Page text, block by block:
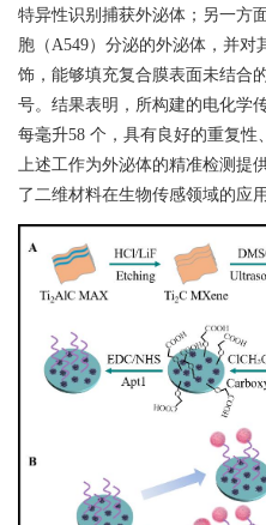
特异性识别捕获外泌体；另一方
胞（ A549）分泌的外泌体，并对
饰，能够填充复合膜表面未结合
号。结果表明，所构建的电化学
每毫升58 个，具有良好的重复性
上述工作为外泌体的精准检测提
了二维材料在生物传感领域的应用